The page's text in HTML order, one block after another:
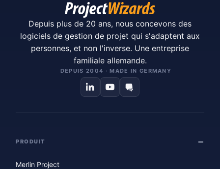
Depuis plus de 20 ans, nous concevons des
logiciels de gestion de projet qui s'adaptent aux
personnes, et non l'inverse. Une entreprise
familiale allemande.
DEPUIS 2004 · MADE IN GERMANY
PRODUIT
Merlin Project